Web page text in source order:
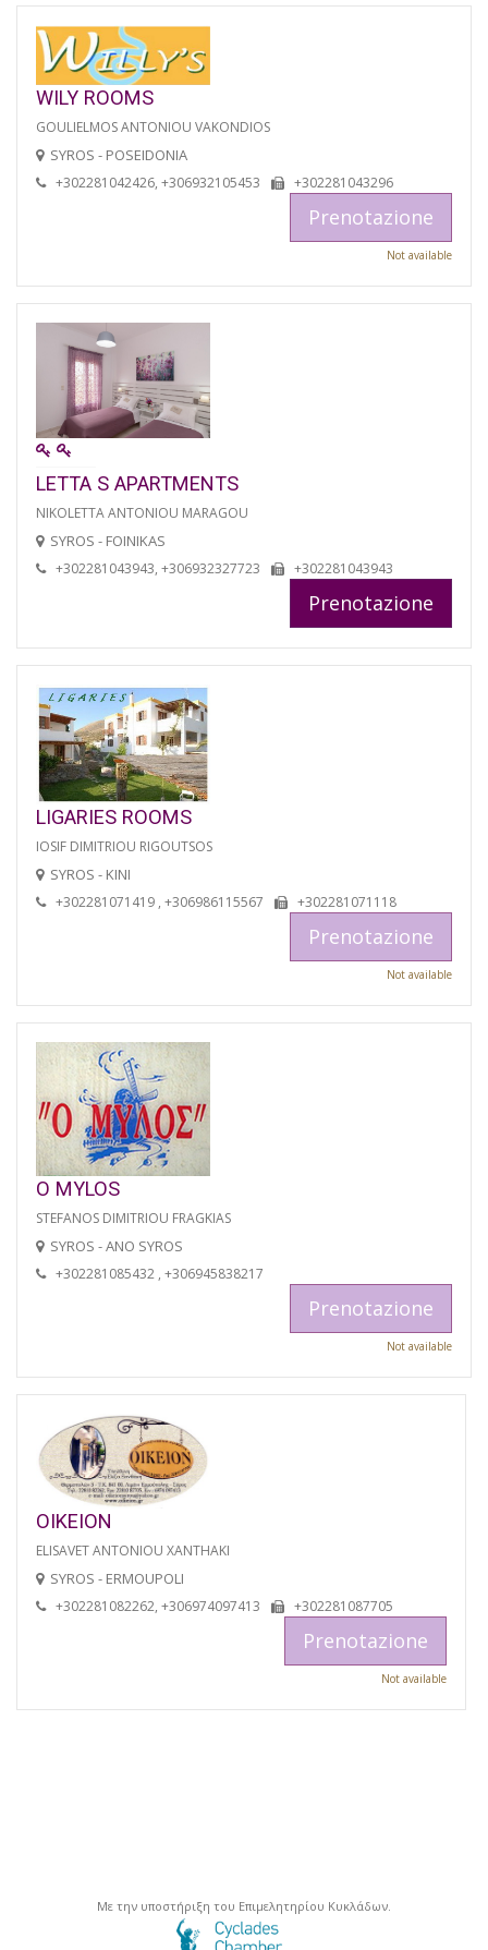
WILY ROOMS
GOULIELMOS ANTONIOU VAKONDIOS
SYROS - POSEIDONIA
+302281042426, +306932105453 +302281043296
Prenotazione
Not available
LETTA S APARTMENTS
NIKOLETTA ANTONIOU MARAGOU
SYROS - FOINIKAS
+302281043943, +306932327723 +302281043943
Prenotazione
LIGARIES ROOMS
IOSIF DIMITRIOU RIGOUTSOS
SYROS - KINI
+302281071419 , +306986115567 +302281071118
Prenotazione
Not available
O MYLOS
STEFANOS DIMITRIOU FRAGKIAS
SYROS - ANO SYROS
+302281085432 , +306945838217
Prenotazione
Not available
OIKEION
ELISAVET ANTONIOU XANTHAKI
SYROS - ERMOUPOLI
+302281082262, +306974097413 +302281087705
Prenotazione
Not available
Με την υποστήριξη του Επιμελητηρίου Κυκλάδων.